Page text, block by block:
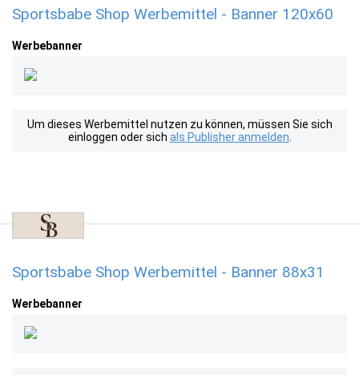
Sportsbabe Shop Werbemittel - Banner 120x60
Werbebanner
Um dieses Werbemittel nutzen zu können, müssen Sie sich
einloggen oder sich als Publisher anmelden
Sportsbabe Shop Werbemittel - Banner 88x31
Werbebanner